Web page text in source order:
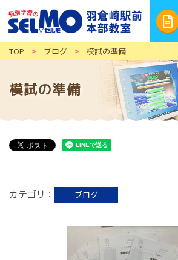
TOP > ブログ > 模試の準備
模試の準備
カテゴリ
ブログ